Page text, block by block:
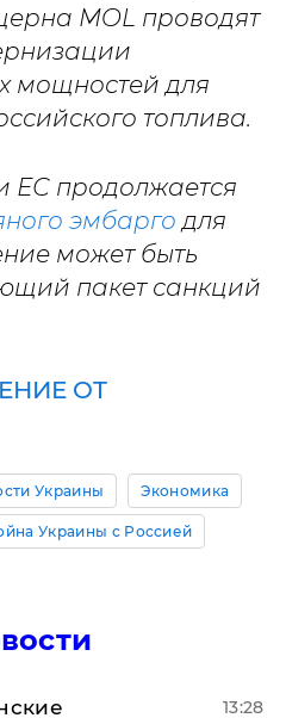
MOL проводят
мощностей для
топлива.
ЕС продолжается
эмбарго для
может быть
пакет санкций
ОТ
Украины Экономика
Украины с Россией
13:28